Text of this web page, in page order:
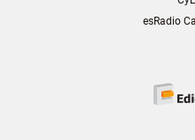
esRadio